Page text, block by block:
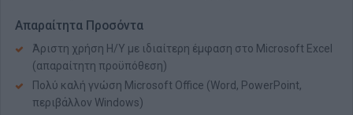
Απαραίτητα Προσόντα
Άριστη χρήση Η/Υ με ιδιαίτερη έμφαση στο Microsoft Excel
(απαραίτητη προϋπόθεση)
Πολύ καλή γνώση Microsoft Office (Word, PowerPoint,
περιβάλλον Windows)